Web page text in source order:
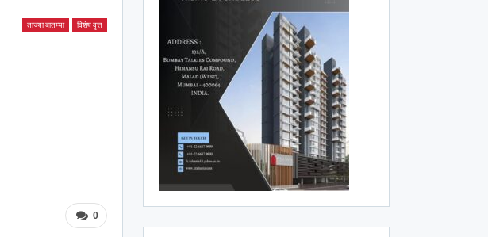
ताज्या बातम्या विशेष वृत्त
0